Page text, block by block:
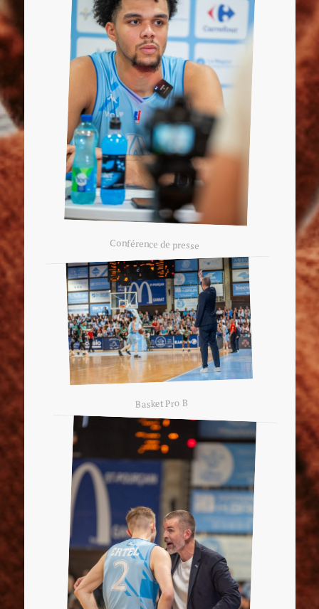
Conférence de presse
Basket Pro B